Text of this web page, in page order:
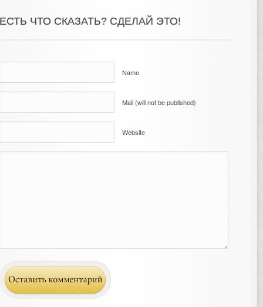
ЧТО СКАЗАТЬ? СДЕЛАЙ ЭТО!
Name
Mail (will not be published)
Website